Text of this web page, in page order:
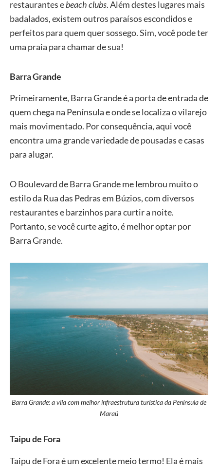
restaurantes ebeach clubs.Além destes lugares mais
badalados, existem outros paraísos escondidos e
perfeitos para quem quer sossego. Sim, você pode ter
uma praia para chamar de sua!
Barra Grande
Primeiramente, Barra Grande é a porta de entrada de
quem chega na Península e onde se localiza o vilarejo
mais movimentado. Por consequência, aqui você
encontra uma grande variedade de pousadas e casas
para alugar.
O Boulevard de Barra Grande me lembrou muito o
estilo da Rua das Pedras em Búzios, com diversos
restaurantes e barzinhos para curtir a noite.
Portanto, se você curte agito, é melhor optar por
Barra Grande.
Barra Grande: a vila com melhor infraestrutura turística da Península de
Maraú
Taipu de Fora
Taipu de Fora é um excelente meio termo! Ela é mais